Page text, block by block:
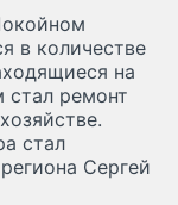
в количестве
на
стал ремонт
стал
Сергей